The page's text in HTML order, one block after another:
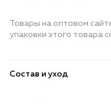
Товары на оптовом
упаковки этого товара
Состав и уход